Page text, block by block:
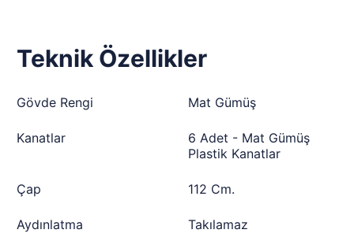
Teknik Özellikler
Gövde Rengi Mat Gümüş
Kanatlar
6 Adet - Mat Gümüş
Plastik Kanatlar
Çap 112 Cm.
Aydınlatma Takılamaz